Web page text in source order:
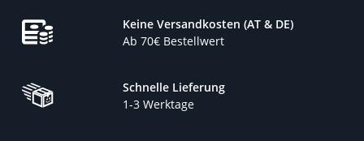
Keine Versandkosten (AT & DE)
Ab 70€ Bestellwert
Schnelle Lieferung
1-3 Werktage